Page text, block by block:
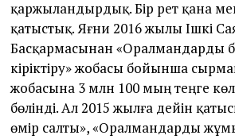
қаржыландырдық. Бір рет қана
қатыстық. Яғни 2016 жылы Ішкі
Басқармасынан «Оралмандарды
кіріктіру» жобасы бойынша
жобасына 3 млн 100 мың теңге
бөлінді. Ал 2015 жылға дейін
өмір салты», «Оралмандарды